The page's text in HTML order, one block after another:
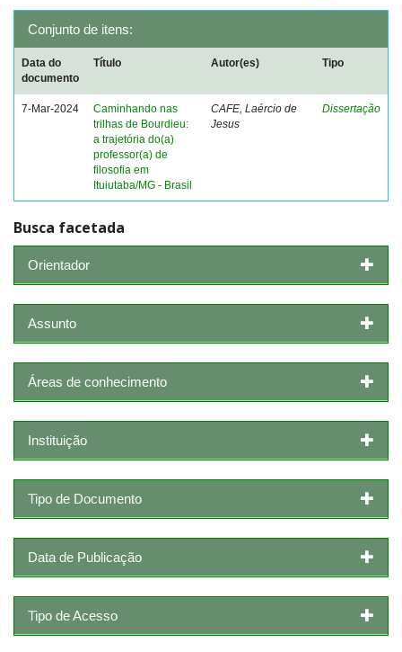
Conjunto de itens:
Data do
documento
Título Autor(es) Tipo
7-Mar-2024
Caminhando nas
trilhas de Bourdieu:
a trajetória do(a)
professor(a) de
filosofia em
Ituiutaba/MG - Brasil
CAFE, Laércio de
Jesus
Dissertação
Busca facetada
Orientador
Assunto
Áreas de conhecimento
Instituição
Tipo de Documento
Data de Publicação
Tipo de Acesso